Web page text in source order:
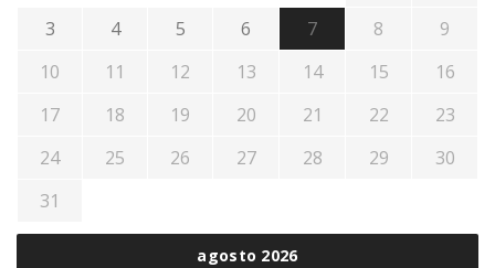
agosto 2026
3
4 5 6 7 8
9
10
11 12 13 14 15
16
17
18 19 20 21 22
23
24
25 26 27 28 29
30
31